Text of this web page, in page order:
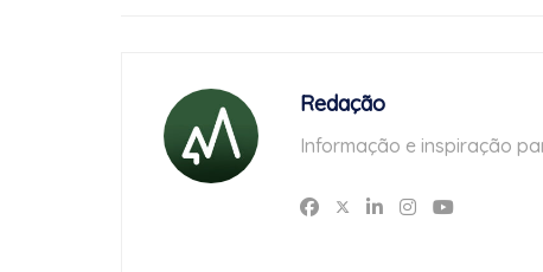
Redação
Informação e inspiração